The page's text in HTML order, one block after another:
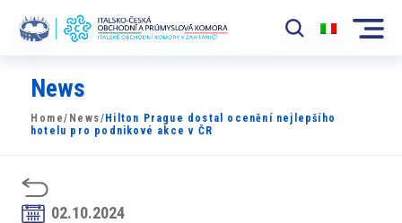
Komora
News
Rozvoj Trhu
News
Home/ News/ Hilton Prague dostal ocenění nejlepšího
hotelu pro podnikové akce v ČR
02.10.2024